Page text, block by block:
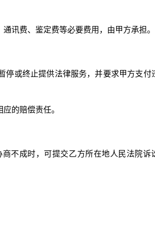
讯费、鉴定费等必要费用，由甲方承担。
停或终止提供法律服务，并要求甲方支付
的赔偿责任。
不成时，可提交乙方所在地人民法院诉